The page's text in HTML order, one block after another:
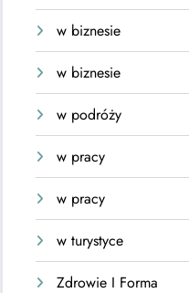
w biznesie
w biznesie
w podróży
w pracy
w pracy
w turystyce
Zdrowie I Forma